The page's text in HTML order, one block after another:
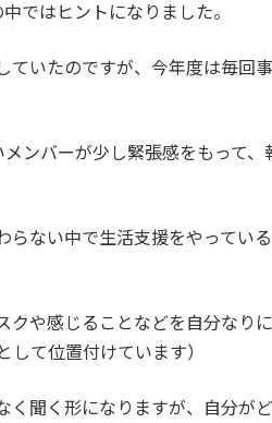
ではヒントになりました。
いたのですが、今年度は毎回
ンバーが少し緊張感をもって
ない中で生活支援をやってい
や感じることなどを自分なり
して位置付けています）
聞く形になりますが、自分が